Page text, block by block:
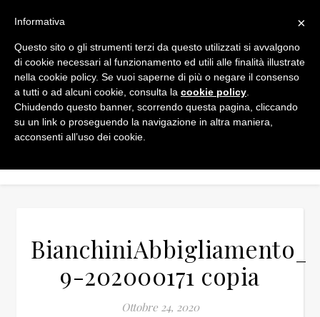
9-202000171 copia
Ottobre 24, 2020
×
Informativa
Questo sito o gli strumenti terzi da questo utilizzati si avvalgono
di cookie necessari al funzionamento ed utili alle finalità illustrate
nella cookie policy. Se vuoi saperne di più o negare il consenso
a tutti o ad alcuni cookie, consulta la cookie policy
Chiudendo questo banner, scorrendo questa pagina, cliccando
su un link o proseguendo la navigazione in altra maniera,
acconsenti all’uso dei cookie.